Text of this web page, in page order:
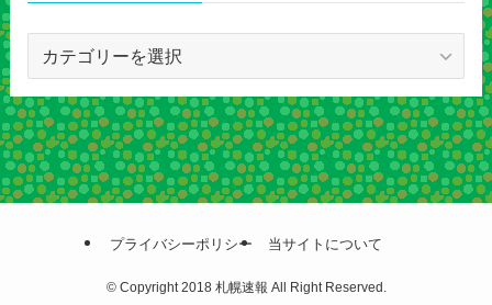
ゴ
リ
ー
プライバシーポリシー 当サイトについて
©Copyright 2018 札幌速報 All Right Reserved.